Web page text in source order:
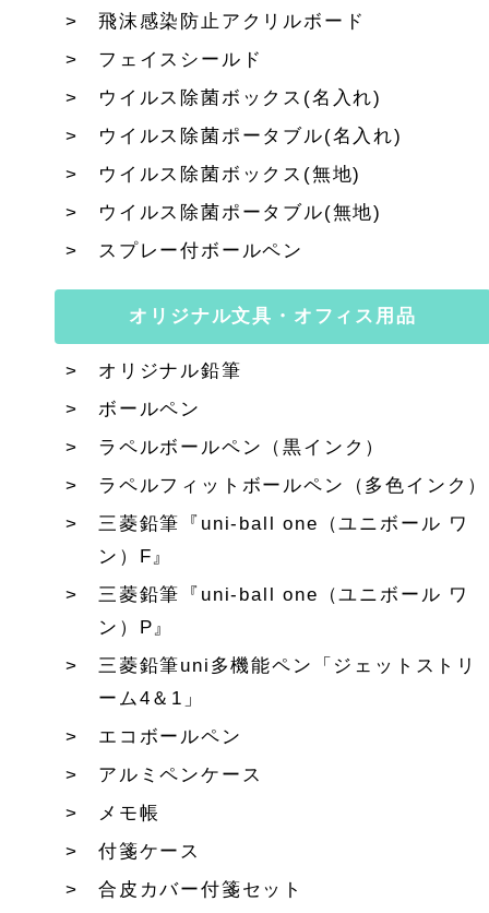
飛沫感染防止アクリルボード
フェイスシールド
ウイルス除菌ボックス(名入れ)
ウイルス除菌ポータブル(名入れ)
ウイルス除菌ボックス(無地)
ウイルス除菌ポータブル(無地)
スプレー付ボールペン
オリジナル文具・オフィス用品
オリジナル鉛筆
ボールペン
ラペルボールペン（黒インク）
ラペルフィットボールペン（多色インク）
三菱鉛筆『uni-ball one（ユニボール ワ
ン）F』
三菱鉛筆『uni-ball one（ユニボール ワ
ン）P』
三菱鉛筆uni多機能ペン「ジェットストリ
ーム4＆1」
エコボールペン
アルミペンケース
メモ帳
付箋ケース
合皮カバー付箋セット